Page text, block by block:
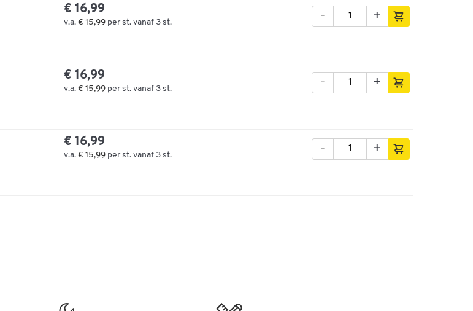
€ 16,99
v.a. € 15,99 per st. vanaf 3 st.
+
-
€ 16,99
v.a. € 15,99 per st. vanaf 3 st.
+
-
€ 16,99
v.a. € 15,99 per st. vanaf 3 st.
+
-